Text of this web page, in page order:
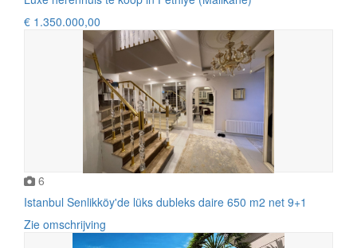
€ 1.350.000,00
6
Istanbul Senlikköy'de lüks dubleks daire ​​​650 m2 net 9+1
Zie omschrijving